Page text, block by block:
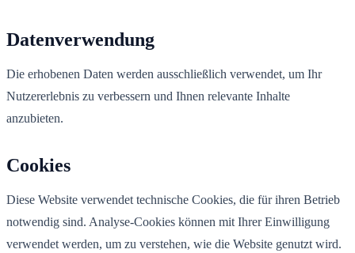
Datenverwendung
Die erhobenen Daten werden ausschließlich verwendet, um Ihr
Nutzererlebnis zu verbessern und Ihnen relevante Inhalte
anzubieten.
Cookies
Diese Website verwendet technische Cookies, die für ihren Betrieb
notwendig sind. Analyse-Cookies können mit Ihrer Einwilligung
verwendet werden, um zu verstehen, wie die Website genutzt wird.